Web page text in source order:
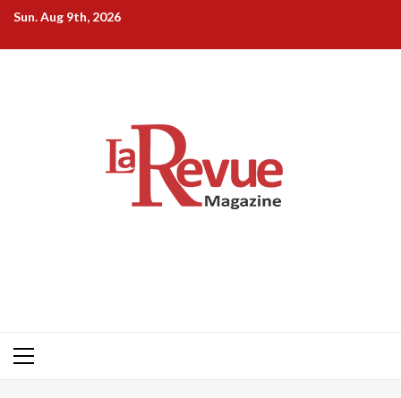
Skip
content
Sun. Aug 9th, 2026
Primary